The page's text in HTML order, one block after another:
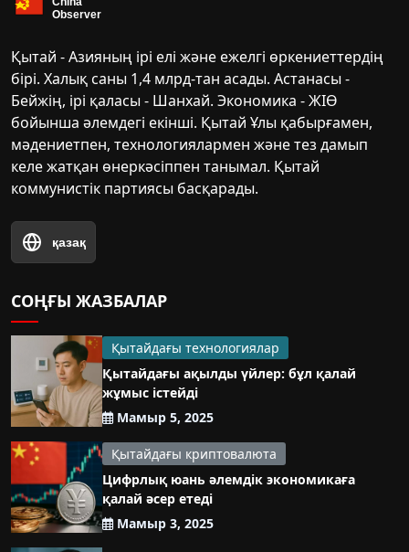
Қытай - Азияның ірі елі және ежелгі өркениеттердің
бірі. Халық саны 1,4 млрд-тан асады. Астанасы -
Бейжің, ірі қаласы - Шанхай. Экономика - ЖІӨ
бойынша әлемдегі екінші. Қытай Ұлы қабырғамен,
мәдениетпен, технологиялармен және тез дамып
келе жатқан өнеркәсіппен танымал. Қытай
коммунистік партиясы басқарады.
қазақ
СОҢҒЫ ЖАЗБАЛАР
Қытайдағы технологиялар
Қытайдағы ақылды үйлер: бұл қалай
жұмыс істейді
Мамыр 5, 2025
Қытайдағы криптовалюта
Цифрлық юань әлемдік экономикаға
қалай әсер етеді
Мамыр 3, 2025